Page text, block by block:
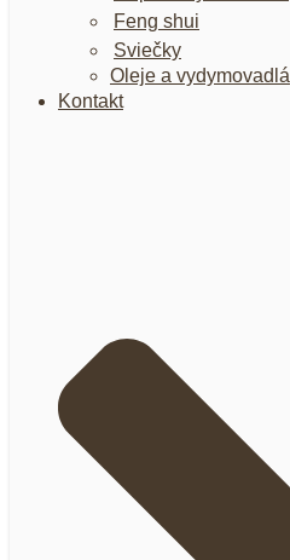
Feng shui
Sviečky
Oleje a vydymovadlá
Kontakt